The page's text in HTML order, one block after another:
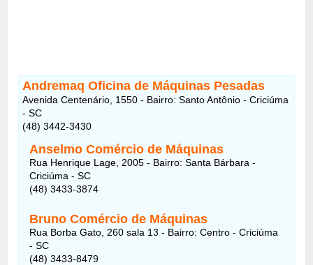
Andremaq Oficina de Máquinas Pesadas
Avenida Centenário, 1550 - Bairro: Santo Antônio - Criciúma
- SC
(48) 3442-3430
Anselmo Comércio de Máquinas
Rua Henrique Lage, 2005 - Bairro: Santa Bárbara -
Criciúma - SC
(48) 3433-3874
Bruno Comércio de Máquinas
Rua Borba Gato, 260 sala 13 - Bairro: Centro - Criciúma
- SC
(48) 3433-8479